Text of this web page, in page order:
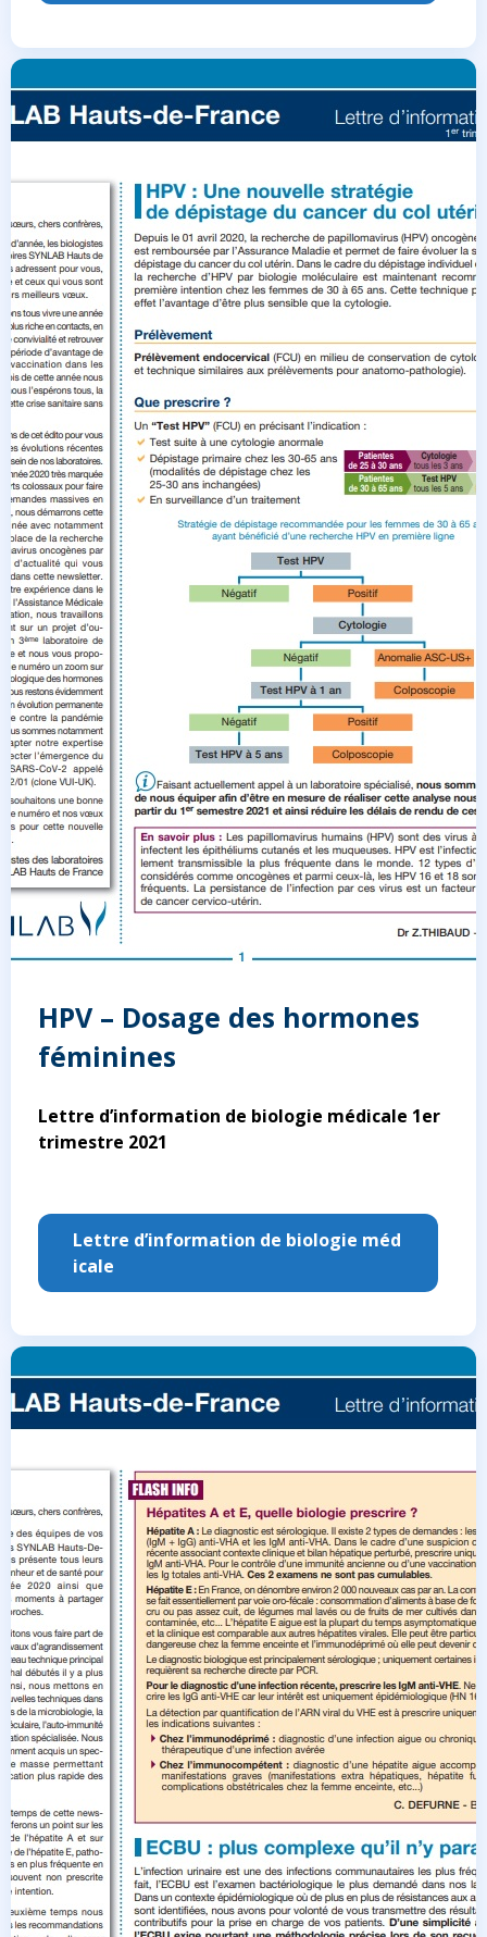
HPV – Dosage des hormones
féminines
Lettre d’information de biologie médicale 1er
trimestre 2021
Lettre d’information de biologie méd
icale